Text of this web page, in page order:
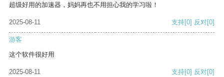
超级好用的加速器，妈妈再也不用担心我的学习啦！
2025-08-11 支持[0] 反对[0]
游客
这个软件很好用
2025-08-11 支持[0] 反对[0]